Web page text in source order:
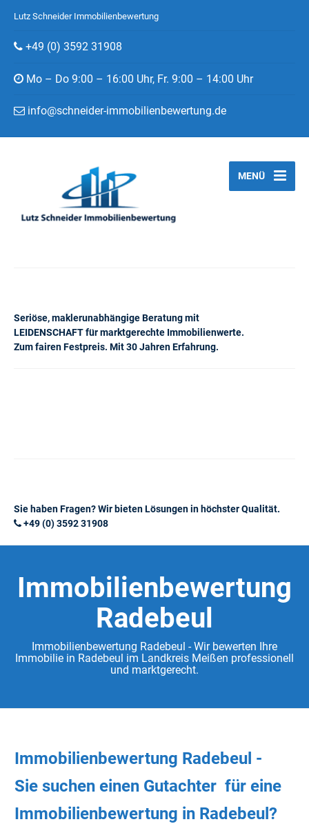
Lutz Schneider Immobilienbewertung
+49 (0) 3592 31908
Mo – Do 9:00 – 16:00 Uhr, Fr. 9:00 – 14:00 Uhr
info@schneider-immobilienbewertung.de
Seriöse, maklerunabhängige Beratung mit
LEIDENSCHAFT für marktgerechte Immobilienwerte.
Zum fairen Festpreis. Mit 30 Jahren Erfahrung.
MENÜ
Sie haben Fragen? Wir bieten Lösungen in höchster Qualität.
+49 (0) 3592 31908
Immobilienbewertung
Radebeul
Immobilienbewertung Radebeul - Wir bewerten Ihre
Immobilie in Radebeul im Landkreis Meißen professionell
und marktgerecht.
Immobilienbewertung Radebeul -
Sie suchen einen Gutachter für eine
Immobilienbewertung in Radebeul?